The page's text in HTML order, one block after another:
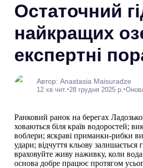
Остаточний
найкращих
експертні
Автор: Anastasia Maisuradze
12 хв чит. •28 грудня 2025 р. •
Ранковий ранок на берегах
ховаються біля країв водоростей;
воблери; яскраві приманки-рибки
удари; відчуття кльову залишається
враховуйте живу наживку, коли
основа добре працює протягом